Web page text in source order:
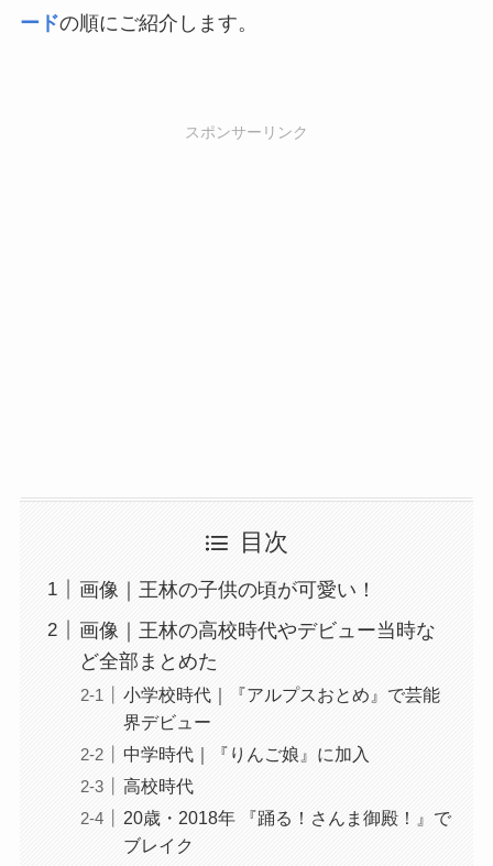
ードの順にご紹介します。
スポンサーリンク
目次
画像｜王林の子供の頃が可愛い！
画像｜王林の高校時代やデビュー当時な
ど全部まとめた
小学校時代｜『アルプスおとめ』で芸能
界デビュー
中学時代｜『りんご娘』に加入
高校時代
20歳・2018年 『踊る！さんま御殿！』で
ブレイク